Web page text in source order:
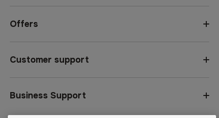
Offers
Customer support
Business Support